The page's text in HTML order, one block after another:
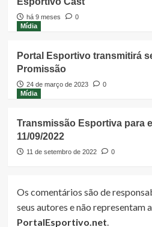
há 9 meses
0
Mídia
Portal Esportivo transmitirá
Promissão
24 de março de 2023
0
Mídia
Transmissão Esportiva para
11/09/2022
11 de setembro de 2022 0
Os comentários são de
seus autores e não representam
PortalEsportivo.net.